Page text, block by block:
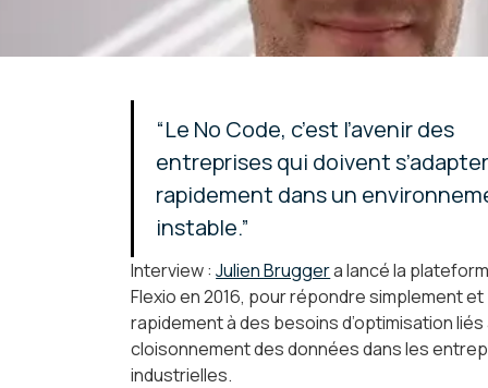
“Le No Code, c’est l’avenir des
entreprises qui doivent
rapidement dans un
instable.”
Interview :Julien Bruggera lancé la
Flexio en 2016, pour répondre simplement et
rapidement à des besoins d’optimisation liés
cloisonnement des données dans les
industrielles.